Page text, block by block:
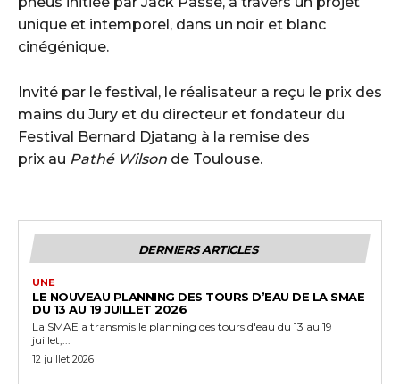
unique et intemporel, dans un noir et blanc
cinégénique.
Invité par le festival, le réalisateur a reçu le prix des
mains du Jury et du directeur et fondateur du
Festival Bernard Djatang à la remise des
prix au Pathé Wilson de Toulouse.
DERNIERS ARTICLES
UNE
LE NOUVEAU PLANNING DES TOURS D’EAU DE LA SMAE
DU 13 AU 19 JUILLET 2026
La SMAE a transmis le planning des tours d'eau du 13 au 19
juillet,...
12 juillet 2026